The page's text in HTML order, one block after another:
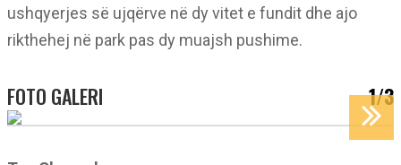
ushqyerjes së ujqërve në dy vitet e fundit dhe ajo
rikthehej në park pas dy muajsh pushime.
FOTO GALERI 1/3